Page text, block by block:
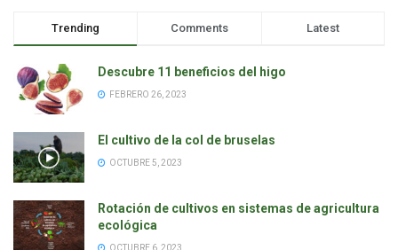
Trending Comments Latest
Descubre 11 beneficios del higo
FEBRERO 26, 2023
El cultivo de la col de bruselas
OCTUBRE 5, 2023
Rotación de cultivos en sistemas de agricultura
ecológica